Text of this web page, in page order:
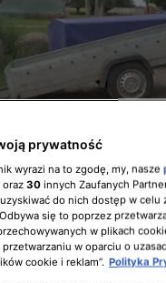
– seria 9.
prywatność
wyrazi na to zgodę, my, nasze
oraz 30 innych Zaufanych
do nich dostęp w
się to poprzez
w plikach
w oparciu o
cookie i reklam”. Polityka